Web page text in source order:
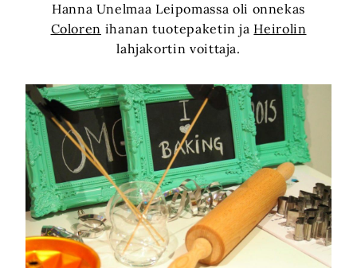
Hanna Unelmaa Leipomassa oli onnekas
Coloren ihanan tuotepaketin ja Heirolin
lahjakortin voittaja.